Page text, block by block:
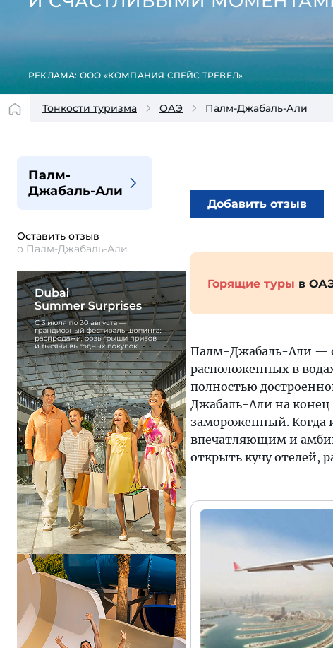
РЕКЛАМА: ООО «КОМПАНИЯ СПЕЙС ТРЕВЕЛ»
Тонкости туризма ОАЭ Палм-Джабаль-Али
Палм-
Джабаль-Али
Оставить отзыв
о Палм-Джабаль-Али
Добавить отзыв
Горящие туры в
Палм-Джабаль-Али —
расположенных в
полностью
Джабаль-Али на конец
замороженный. Когда
впечатляющим и
открыть кучу отелей,